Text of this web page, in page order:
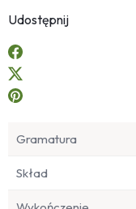
Udostępnij
Gramatura
Skład